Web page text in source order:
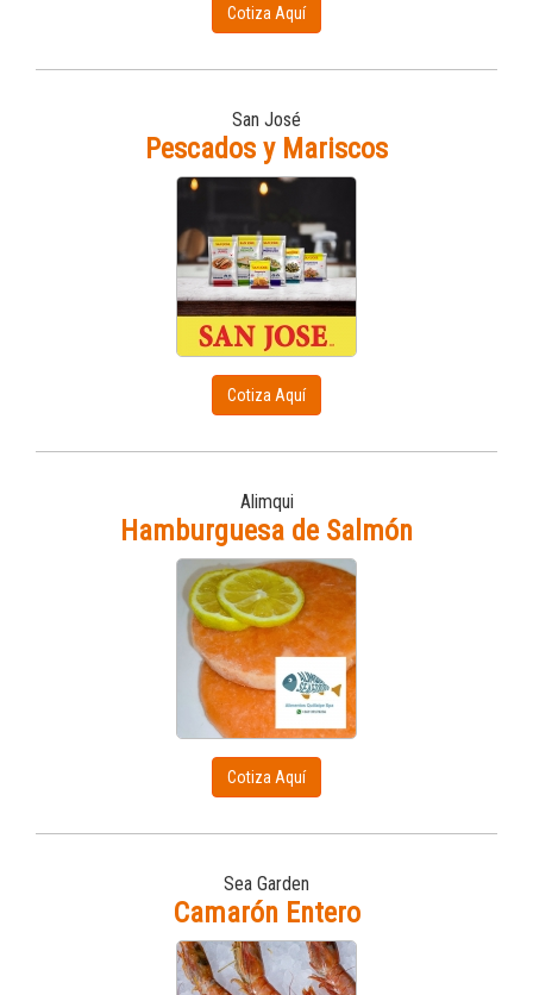
Cotiza Aquí
San José
Pescados y Mariscos
Cotiza Aquí
Alimqui
Hamburguesa de Salmón
Cotiza Aquí
Sea Garden
Camarón Entero